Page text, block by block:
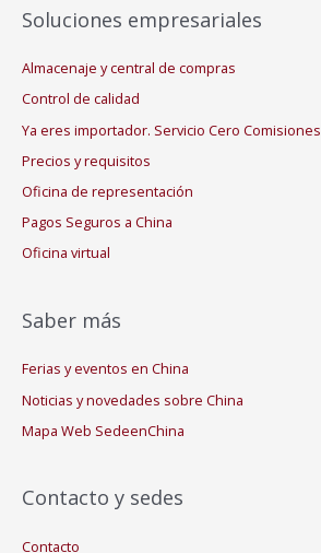
Soluciones empresariales
Almacenaje y central de compras
Control de calidad
Ya eres importador. Servicio Cero Comisiones
Precios y requisitos
Oficina de representación
Pagos Seguros a China
Oficina virtual
Saber más
Ferias y eventos en China
Noticias y novedades sobre China
Mapa Web SedeenChina
Contacto y sedes
Contacto